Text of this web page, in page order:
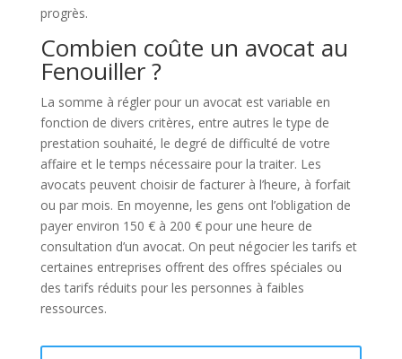
progrès.
Combien coûte un avocat au
Fenouiller ?
La somme à régler pour un avocat est variable en
fonction de divers critères, entre autres le type de
prestation souhaité, le degré de difficulté de votre
affaire et le temps nécessaire pour la traiter. Les
avocats peuvent choisir de facturer à l’heure, à forfait
ou par mois. En moyenne, les gens ont l’obligation de
payer environ 150 € à 200 € pour une heure de
consultation d’un avocat. On peut négocier les tarifs et
certaines entreprises offrent des offres spéciales ou
des tarifs réduits pour les personnes à faibles
ressources.